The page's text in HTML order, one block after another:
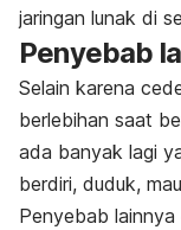
jaringan lunak di
Penyebab
Selain karena
berlebihan saat
ada banyak lagi
berdiri, duduk,
Penyebab